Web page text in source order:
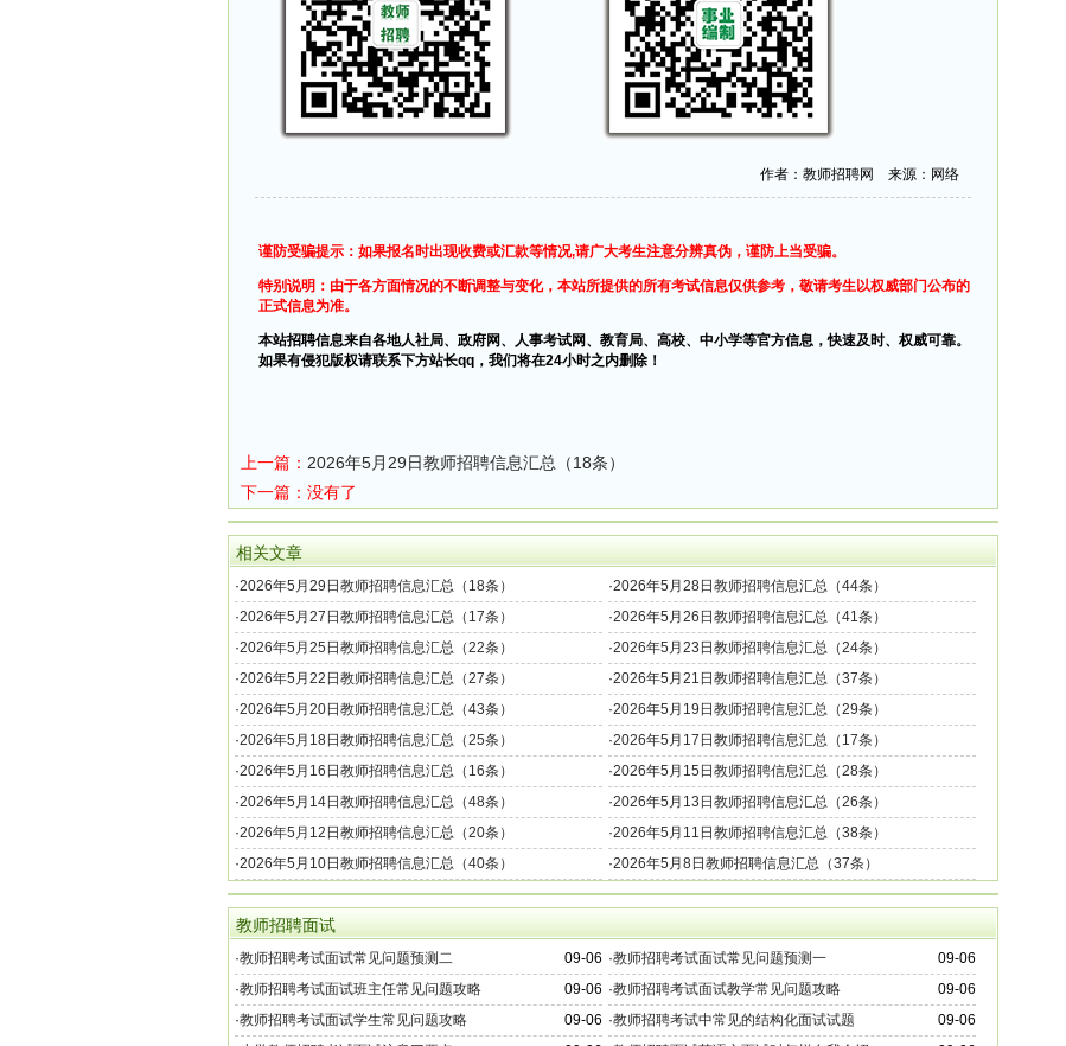
作者：教师招聘网 来源：网络
谨防受骗提示：如果报名时出现收费或汇款等情况,请广大考生注意分辨真伪，谨防上当受骗。
特别说明：由于各方面情况的不断调整与变化，本站所提供的所有考试信息仅供参考，敬请考生以权威部门公布的
正式信息为准。
本站招聘信息来自各地人社局、政府网、人事考试网、教育局、高校、中小学等官方信息，快速及时、权威可靠。
如果有侵犯版权请联系下方站长qq，我们将在24小时之内删除！
上一篇： 2026年5月29日教师招聘信息汇总（18条）
下一篇：没有了
相关文章
·2026年5月29日教师招聘信息汇总（18条） ·2026年5月28日教师招聘信息汇总（44条）
·2026年5月27日教师招聘信息汇总（17条） ·2026年5月26日教师招聘信息汇总（41条）
·2026年5月25日教师招聘信息汇总（22条） ·2026年5月23日教师招聘信息汇总（24条）
·2026年5月22日教师招聘信息汇总（27条） ·2026年5月21日教师招聘信息汇总（37条）
·2026年5月20日教师招聘信息汇总（43条） ·2026年5月19日教师招聘信息汇总（29条）
·2026年5月18日教师招聘信息汇总（25条） ·2026年5月17日教师招聘信息汇总（17条）
·2026年5月16日教师招聘信息汇总（16条） ·2026年5月15日教师招聘信息汇总（28条）
·2026年5月14日教师招聘信息汇总（48条） ·2026年5月13日教师招聘信息汇总（26条）
·2026年5月12日教师招聘信息汇总（20条） ·2026年5月11日教师招聘信息汇总（38条）
·2026年5月10日教师招聘信息汇总（40条） ·2026年5月8日教师招聘信息汇总（37条）
教师招聘面试
09-06
·教师招聘考试面试常见问题预测二 09-06
·教师招聘考试面试常见问题预测一
09-06
·教师招聘考试面试班主任常见问题攻略 09-06
·教师招聘考试面试教学常见问题攻略
09-06
·教师招聘考试面试学生常见问题攻略 09-06
·教师招聘考试中常见的结构化面试试题